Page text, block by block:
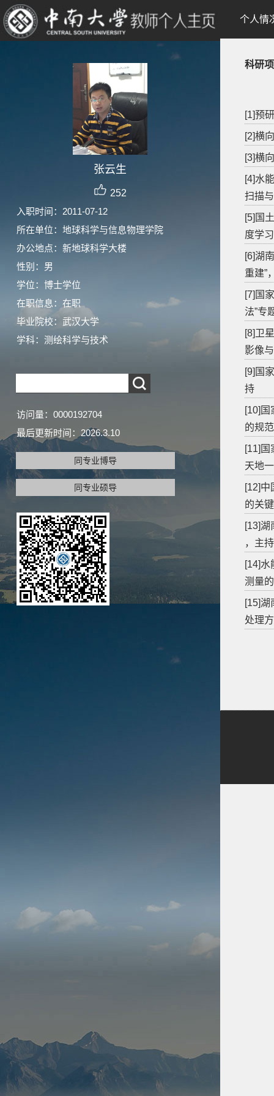
张云生
252
入职时间：2011-07-12
所在单位：地球科学与信息物理学院
办公地点：新地球科学大楼
性别：男
学位：博士学位
在职信息：在职
毕业院校：武汉大学
学科：测绘科学与技术
访问量： 0000192704
最后更新时间： 2026.3.10
同专业博导
同专业硕导
个人情
科研
[1]预
[2]横
[3]横
[4]水
扫描
[5]国
度学
[6]湖
重建”
[7]国
法”专
[8]卫
影像
[9]国
持
[10]国
的规
[11]国
天地
[12]中
的关
[13]湖
，主持
[14]水
测量
[15]湖
处理